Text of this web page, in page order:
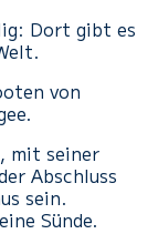
Dort gibt es
von
mit seiner
Abschluss
sein.
Sünde.